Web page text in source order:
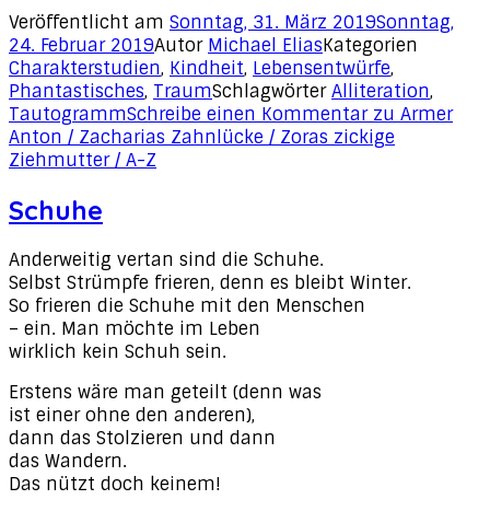
Veröffentlicht am Sonntag, 31. März 2019Sonntag,
24. Februar 2019Autor Michael EliasKategorien
Charakterstudien, Kindheit, Lebensentwürfe,
Phantastisches, TraumSchlagwörterAlliteration,
TautogrammSchreibe einen Kommentarzu Armer
Anton / Zacharias Zahnlücke / Zoras zickige
Ziehmutter / A-Z
Schuhe
Anderweitig vertan sind die Schuhe.
Selbst Strümpfe frieren, denn es bleibt Winter.
So frieren die Schuhe mit den Menschen
– ein. Man möchte im Leben
wirklich kein Schuh sein.
Erstens wäre man geteilt (denn was
ist einer ohne den anderen),
dann das Stolzieren und dann
das Wandern.
Das nützt doch keinem!